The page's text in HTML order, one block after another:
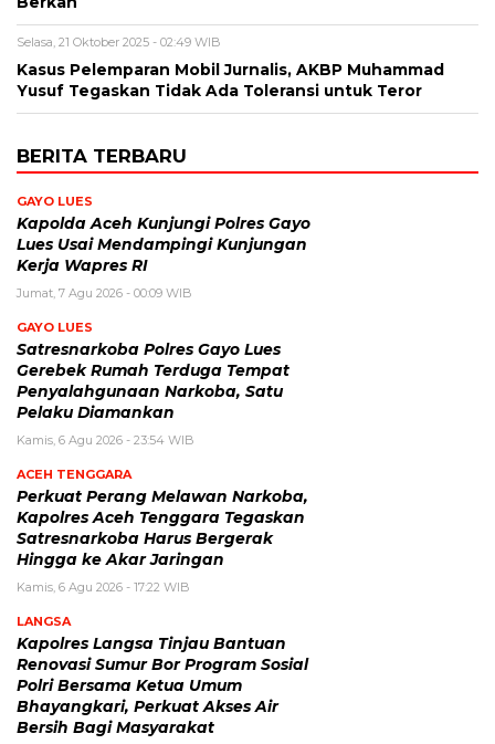
Selasa, 21 Oktober 2025 - 02:49 WIB
Kasus Pelemparan Mobil Jurnalis, AKBP Muhammad
Yusuf Tegaskan Tidak Ada Toleransi untuk Teror
BERITA TERBARU
GAYO LUES
Kapolda Aceh Kunjungi Polres Gayo
Lues Usai Mendampingi Kunjungan
Kerja Wapres RI
Jumat, 7 Agu 2026 - 00:09 WIB
GAYO LUES
Satresnarkoba Polres Gayo Lues
Gerebek Rumah Terduga Tempat
Penyalahgunaan Narkoba, Satu
Pelaku Diamankan
Kamis, 6 Agu 2026 - 23:54 WIB
ACEH TENGGARA
Perkuat Perang Melawan Narkoba,
Kapolres Aceh Tenggara Tegaskan
Satresnarkoba Harus Bergerak
Hingga ke Akar Jaringan
Kamis, 6 Agu 2026 - 17:22 WIB
LANGSA
Kapolres Langsa Tinjau Bantuan
Renovasi Sumur Bor Program Sosial
Polri Bersama Ketua Umum
Bhayangkari, Perkuat Akses Air
Bersih Bagi Masyarakat